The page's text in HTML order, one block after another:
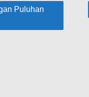
Puluhan